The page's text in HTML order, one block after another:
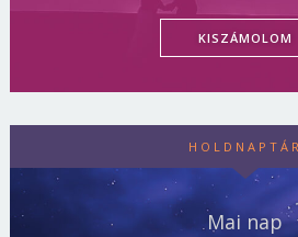
KISZÁMOLOM
HOLDNAPTÁR
Mai nap